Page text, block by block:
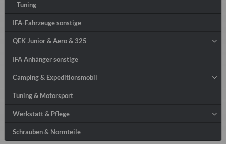
Tuning
IFA-Fahrzeuge sonstige
QEK Junior & Aero & 325
IFA Anhänger sonstige
Camping & Expeditionsmobil
Tuning & Motorsport
Werkstatt & Pflege
Schrauben & Normteile